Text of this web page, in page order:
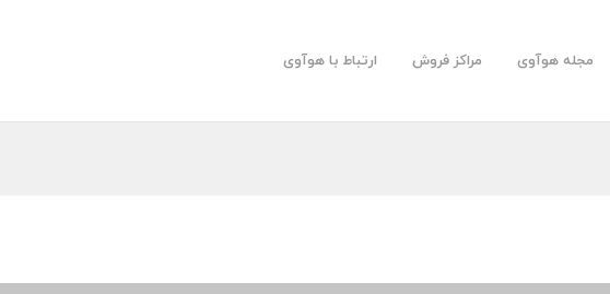
مجله هوآوی مراکز فروش ارتباط با هوآوی